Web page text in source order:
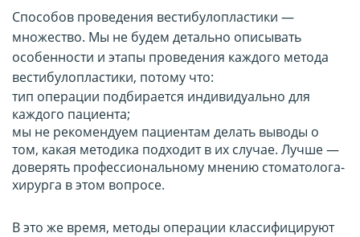
Способов проведения вестибулопластики —
множество. Мы не будем детально описывать
особенности и этапы проведения каждого метода
вестибулопластики, потому что:
тип операции подбирается индивидуально для
каждого пациента;
мы не рекомендуем пациентам делать выводы о
том, какая методика подходит в их случае. Лучше —
доверять профессиональному мнению стоматолога-
хирурга в этом вопросе.
В это же время, методы операции классифицируют